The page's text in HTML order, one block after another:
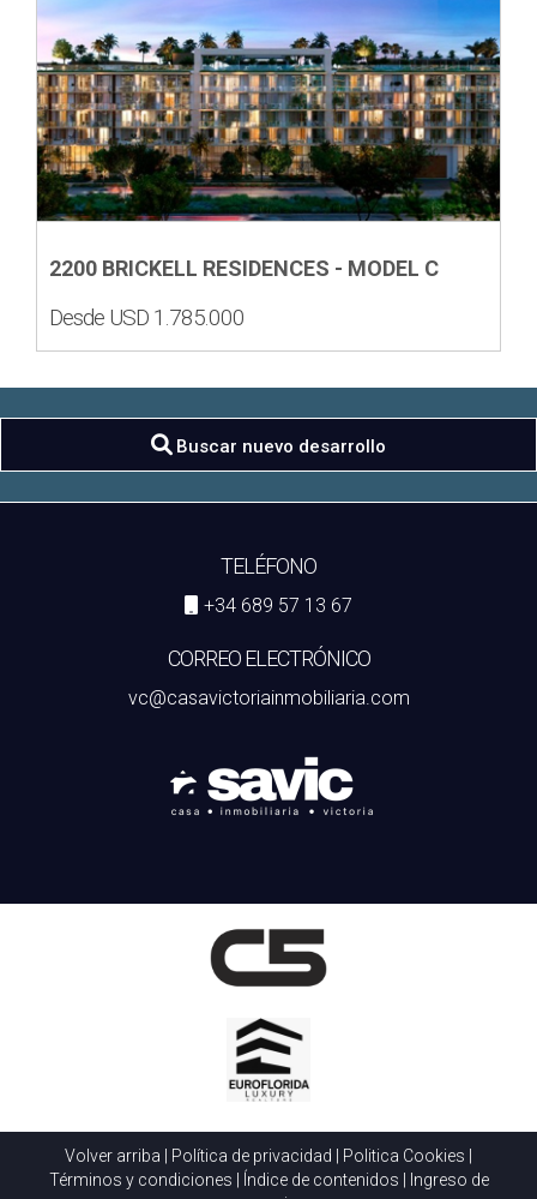
2200 BRICKELL RESIDENCES - MODEL C
Desde USD 1.785.000
Buscar nuevo desarrollo
TELÉFONO
+34 689 57 13 67
CORREO ELECTRÓNICO
vc@casavictoriainmobiliaria.com
Volver arriba Política de privacidad Politica Cookies
Términos y condiciones
Índice de contenidos
Ingreso de